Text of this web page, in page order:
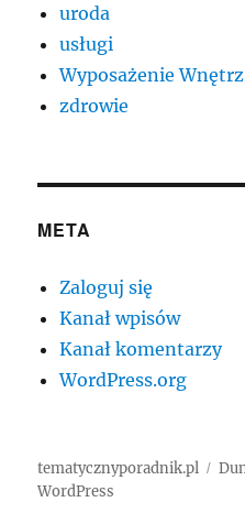
uroda
usługi
Wyposażenie Wnętrz
zdrowie
META
Zaloguj się
Kanał wpisów
Kanał komentarzy
WordPress.org
tematycznyporadnik.pl
WordPress